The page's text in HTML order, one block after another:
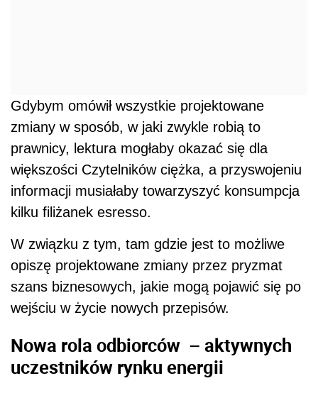
Gdybym omówił wszystkie projektowane
zmiany w sposób, w jaki zwykle robią to
prawnicy, lektura mogłaby okazać się dla
większości Czytelników ciężka, a przyswojeniu
informacji musiałaby towarzyszyć konsumpcja
kilku filiżanek esresso.
W związku z tym, tam gdzie jest to możliwe
opiszę projektowane zmiany przez pryzmat
szans biznesowych, jakie mogą pojawić się po
wejściu w życie nowych przepisów.
Nowa rola odbiorców – aktywnych
uczestników rynku energii